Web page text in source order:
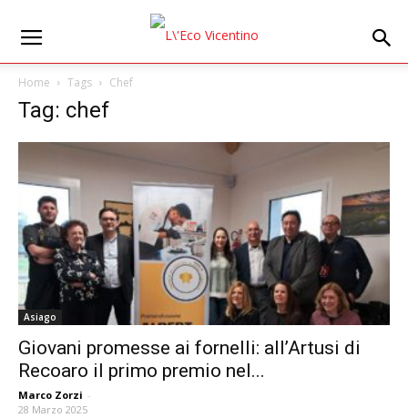
Home Tags Chef
Tag: chef
Asiago
Giovani promesse ai fornelli: all’Artusi di
Recoaro il primo premio nel...
Marco Zorzi -
28 Marzo 2025